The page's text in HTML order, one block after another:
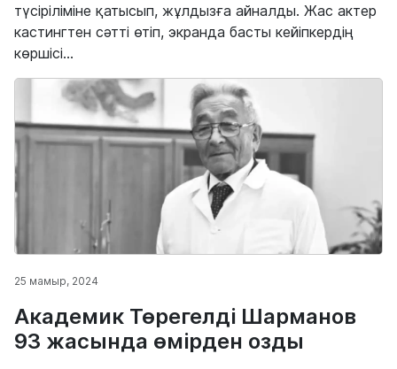
түсіріліміне қатысып, жұлдызға айналды. Жас актер
кастингтен сәтті өтіп, экранда басты кейіпкердің
көршісі...
25 мамыр, 2024
Академик Төрегелді Шарманов
93 жасында өмірден озды